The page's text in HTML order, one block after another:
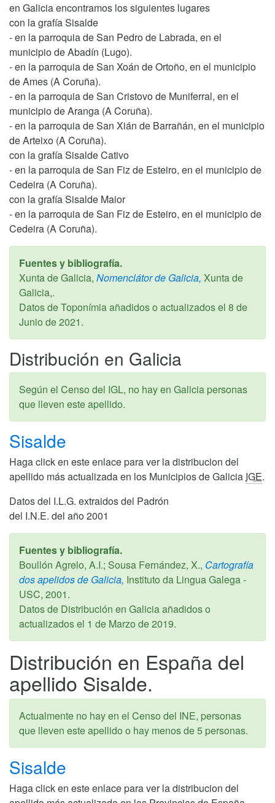
en Galicia encontramos los siguientes lugares
con la grafía Sisalde
- en la parroquia de San Pedro de Labrada, en el
municipio de Abadín (Lugo).
- en la parroquia de San Xoán de Ortoño, en el municipio
de Ames (A Coruña).
- en la parroquia de San Cristovo de Muniferral, en el
municipio de Aranga (A Coruña).
- en la parroquia de San Xián de Barrañán, en el municipio
de Arteixo (A Coruña).
con la grafía Sisalde Cativo
- en la parroquia de San Fiz de Esteiro, en el municipio de
Cedeira (A Coruña).
con la grafía Sisalde Maior
- en la parroquia de San Fiz de Esteiro, en el municipio de
Cedeira (A Coruña).
Fuentes y bibliografía.
Xunta de Galicia, Nomenclátor de Galicia, Xunta de
Galicia,.
Datos de Toponímia añadidos o actualizados el 8 de
Junio de 2021.
Distribución en Galicia
Según el Censo del IGL, no hay en Galicia personas
que lleven este apellido.
Sisalde
Haga click en este enlace para ver la distribucion del
apellido más actualizada en los Municipios de Galicia IGE.
Datos del I.L.G. extraidos del Padrón
del I.N.E. del año 2001
Fuentes y bibliografía.
Boullón Agrelo, A.I.; Sousa Fernández, X., Cartografía
dos apelidos de Galicia, Instituto da Lingua Galega -
USC, 2001.
Datos de Distribución en Galicia añadidos o
actualizados el 1 de Marzo de 2019.
Distribución en España del
apellido Sisalde.
Actualmente no hay en el Censo del INE, personas
que lleven este apellido o hay menos de 5 personas.
Sisalde
Haga click en este enlace para ver la distribucion del